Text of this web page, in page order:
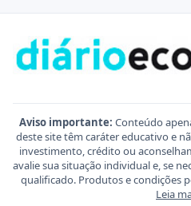
Aviso importante: Conteúdo
deste site têm caráter educativo e
investimento, crédito ou
avalie sua situação individual e, se
qualificado. Produtos e condições
Leia